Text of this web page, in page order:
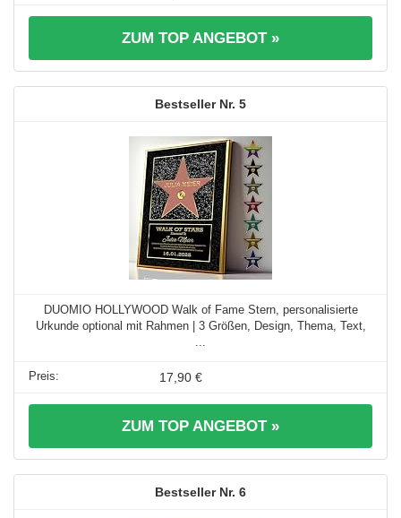
ZUM TOP ANGEBOT »
5
DUOMIO HOLLYWOOD Walk of Fame Stern, personalisierte
Urkunde optional mit Rahmen | 3 Größen, Design, Thema, Text,
17,90 €
ZUM TOP ANGEBOT »
6